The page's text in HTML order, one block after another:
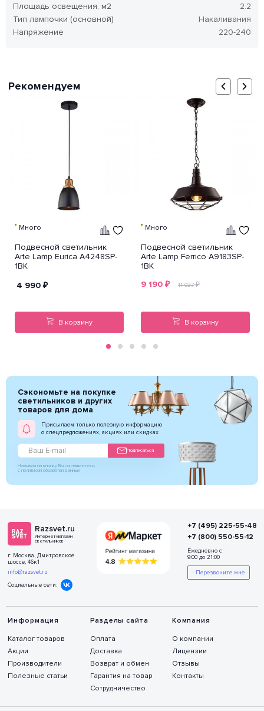
Площадь освещения, м2
2.2
Тип лампочки (основной)
Накаливания
Напряжение
220-240
Рекомендуем
Много
Подвесной светильник
Arte Lamp Eurica A4248SP-
1BK
4 990 ₽
В корзину
Много
Подвесной светильник
Arte Lamp Ferrico A9183SP-
1BK
9 190 ₽ 11 037₽
В корзину
Сэкономьте на покупке
светильников и других
товаров для дома
Присылаем только полезную информацию
о спецпредложениях, акциях или скидках
Подписаться
Нажимая на кнопку Вы соглашаетесь
с политикой обработки данных
Razsvet.ru
Интернет-магазин
светильников
г. Москва, Дмитровское
шоссе, 46к1
info@razsvet.ru
Социальные сети:
Информация
Каталог товаров
Акции
Производители
Полезные статьи
Разделы сайта
Оплата
Доставка
Возврат и обмен
Гарантия на товар
Сотрудничество
Компания
О компании
Лицензии
Отзывы
Контакты
+7 (495) 225-55-48
+7 (800) 550-55-12
Ежедневно с
9:00 до 21:00
Перезвоните мне